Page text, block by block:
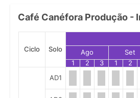
Café Canéfora Produção -
Ciclo Solo Ago Set
1
2 3 1 2
AD1